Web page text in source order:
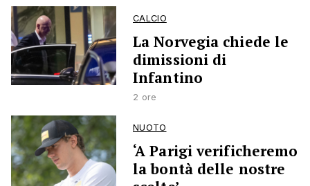
CALCIO
La Norvegia chiede le
dimissioni di
Infantino
2 ore
NUOTO
‘A Parigi verificheremo
la bontà delle nostre